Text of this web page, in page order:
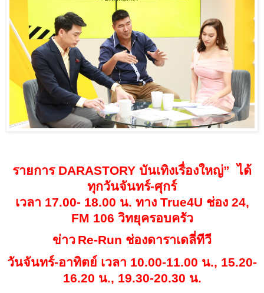
รายการ DARASTORY บันเทิงเรื่องใหญ่”ได้
ทุกวันจันทร์-ศุกร์
เวลา 17.00- 18.00 น. ทางTrue4U ช่อง24,
FM 106 วิทยุครอบครัว
ข่าว Re-Run ช่องดาราเดลี่ทีวี
วันจันทร์-อาทิตย์ เวลา 10.00-11.00 น., 15.20-
16.20 น., 19.30-20.30 น.